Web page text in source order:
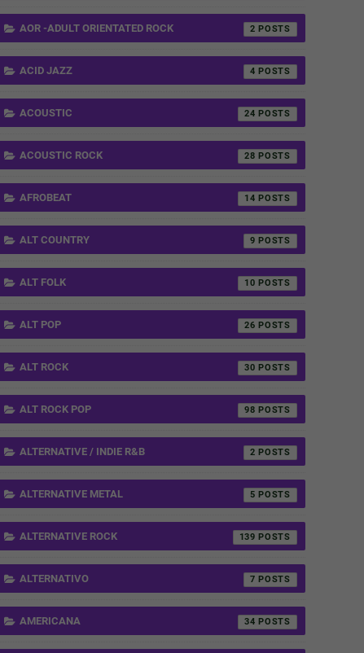
AOR -ADULT ORIENTATED ROCK 2
ACID JAZZ 4
ACOUSTIC 24
ACOUSTIC ROCK 28
AFROBEAT 14
ALT COUNTRY 9
ALT FOLK 10
ALT POP 26
ALT ROCK 30
ALT ROCK POP 98
ALTERNATIVE / INDIE R&B 2
ALTERNATIVE METAL 5
ALTERNATIVE ROCK 139
ALTERNATIVO 7
AMERICANA 34